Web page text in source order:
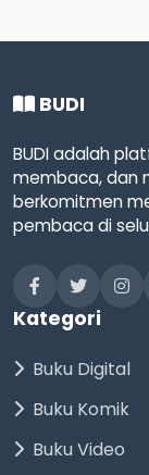
BUDI
BUDI adalah
membaca, dan
berkomitmen
pembaca di
Kategori
Buku Digital
Buku Komik
Buku Video